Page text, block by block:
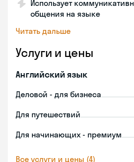
Использует
общения на языке
Читать дальше
Услуги и цены
Английский язык
Деловой - для бизнеса
Для путешествий
Для начинающих - премиум
Все услуги и цены (4)